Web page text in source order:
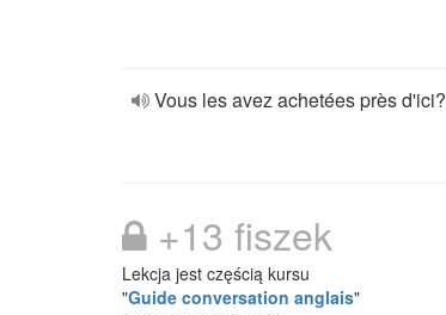
Vous les avez achetées près d'ici?
+13 fiszek
Lekcja jest częścią kursu
"Guide conversation anglais"